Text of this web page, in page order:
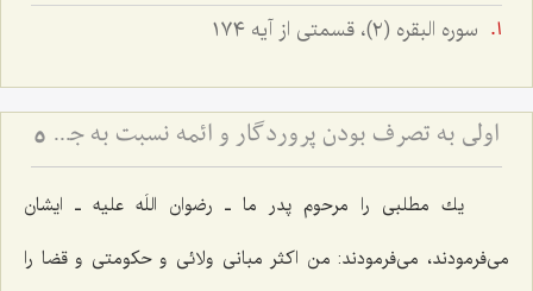
سوره البقره (٢)، قسمتى از آيه ١٧٤
اولى به تصرف بودن پروردگار و ائمه نسبت به جمیع شئون انسان 5
یك مطلبی را مرحوم پدر ما ـ رضوان اللَه علیه ـ ایشان
می‌فرمودند، می‌فرمودند: من اكثر مبانی ولائی و حكومتی و قضا را